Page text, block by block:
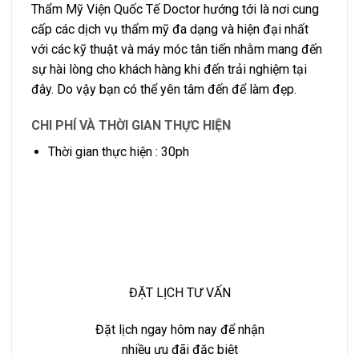
Thẩm Mỹ Viện Quốc Tế Doctor hướng tới là nơi cung
cấp các dịch vụ thẩm mỹ đa dạng và hiện đại nhất
với các kỹ thuật và máy móc tân tiến nhằm mang đến
sự hài lòng cho khách hàng khi đến trải nghiệm tại
đây. Do vậy bạn có thể yên tâm đến để làm đẹp.
CHI PHÍ VÀ THỜI GIAN THỰC HIỆN
Thời gian thực hiện : 30ph
ĐẶT LỊCH TƯ VẤN
Đặt lịch ngay hôm nay để nhận
nhiều ưu đãi đặc biệt